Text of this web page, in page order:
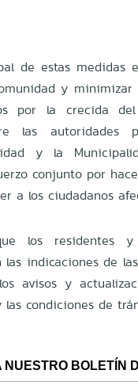
de estas medidas
y minimizar
por la crecida
las autoridades
y la
conjunto por
a los ciudadanos
los residentes y
las indicaciones de
avisos y
condiciones de
NUESTRO BOLETÍN